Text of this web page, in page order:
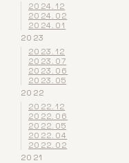
2024.12
2024.02
2024.01
2023
2023.12
2023.07
2023.06
2023.05
2022
2022.12
2022.06
2022.05
2022.04
2022.02
2021